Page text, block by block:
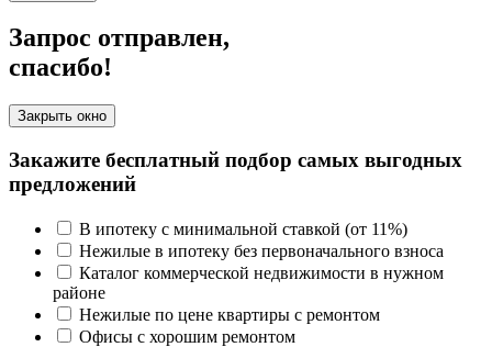
Запрос отправлен,
спасибо!
Закрыть окно
Закажите бесплатный подбор самых выгодных
предложений
В ипотеку с минимальной ставкой (от 11%)
Нежилые в ипотеку без первоначального взноса
Каталог коммерческой недвижимости в нужном
районе
Нежилые по цене квартиры с ремонтом
Офисы с хорошим ремонтом